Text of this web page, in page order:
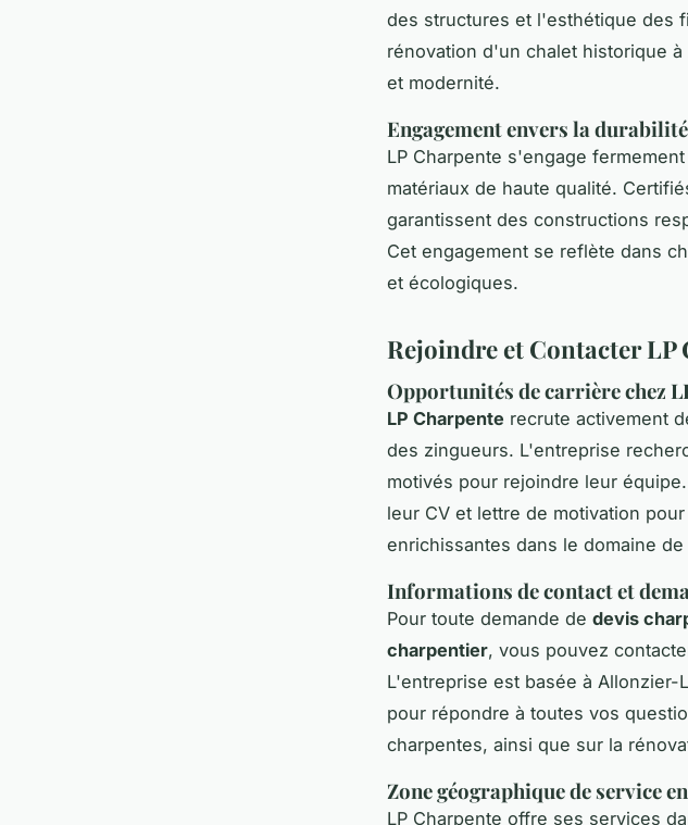
des structures et l'esthétique des
rénovation d'un chalet historique
et modernité.
Engagement envers la
LP Charpente s'engage
matériaux de haute qualité.
garantissent des constructions
Cet engagement se reflète dans
et écologiques.
Rejoindre et Contacter LP
Opportunités de carrière chez
LP Charpente recrute activement
des zingueurs. L'entreprise
motivés pour rejoindre leur
leur CV et lettre de motivation
enrichissantes dans le domaine
Informations de contact et
Pour toute demande de devis
charpentier, vous pouvez
L'entreprise est basée à
pour répondre à toutes vos
charpentes, ainsi que sur la
Zone géographique de service
LP Charpente offre ses services